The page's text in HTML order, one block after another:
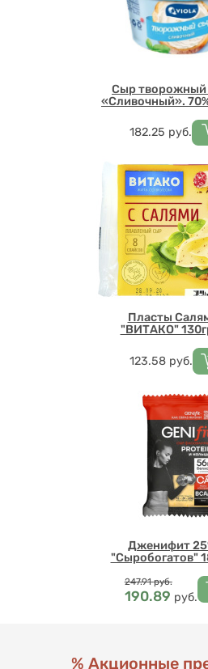
Сыр
«Сливочный».
Цена
182.25 руб.
Пласты
"ВИТАКО"
Цена
123.58 руб.
Дженифит
"Сыробогатов"
Цена
247.91 руб.
190.89 руб.
% Акционные